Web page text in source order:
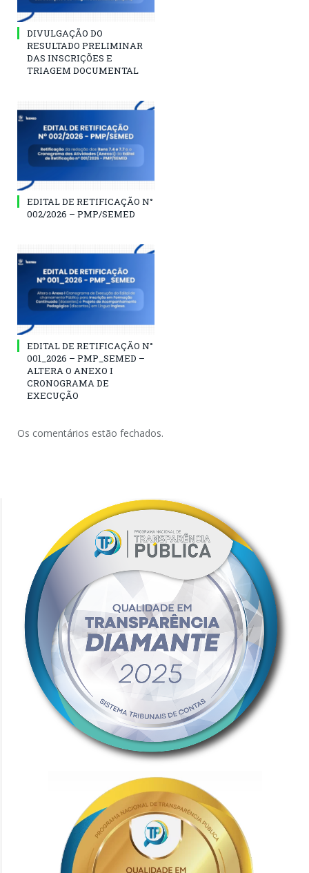
DIVULGAÇÃO DO
RESULTADO PRELIMINAR
DAS INSCRIÇÕES E
TRIAGEM DOCUMENTAL
EDITAL DE RETIFICAÇÃO N°
002/2026 – PMP/SEMED
EDITAL DE RETIFICAÇÃO N°
001_2026 – PMP_SEMED –
ALTERA O ANEXO I
CRONOGRAMA DE
EXECUÇÃO
Os comentários estão fechados.